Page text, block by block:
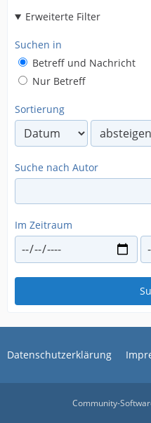
Erweiterte Filter
Suchen in
Betreff und Nachricht
Nur Betreff
Sortierung
Suche nach Autor
Im Zeitraum
Datenschutzerklärung
Community-